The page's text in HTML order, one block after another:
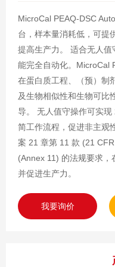
MicroCal PEAQ-DSC
台，样本量消耗低，可提
提高生产力。 适合无人
能完全自动化。MicroCal
在蛋白质工程、（预）制
及生物相似性和生物可比
导。 无人值守操作可实
简工作流程，促进非主观
案 21 章第 11 款 (21
(Annex 11) 的法规要求
并促进生产力。
我要询价